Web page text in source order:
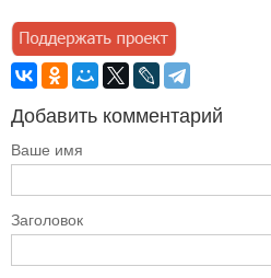
Добавить комментарий
Ваше имя
Заголовок